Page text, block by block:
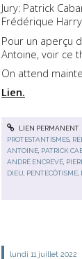
Jury: Patrick
Frédérique
Pour un aperçu
Antoine, voir ce
On attend
Lien.
LIEN PERMANENT
PROTESTANTISMES,
ANTOINE, PATRICK
ANDRÉ ENCREVÉ,
DIEU, PENTECÔTISME,
lundi 11 juillet 2022